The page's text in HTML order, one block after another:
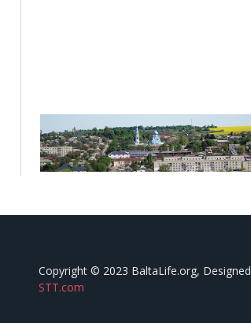
Copyright © 2023 BaltaLife.org, Designed
STT.com